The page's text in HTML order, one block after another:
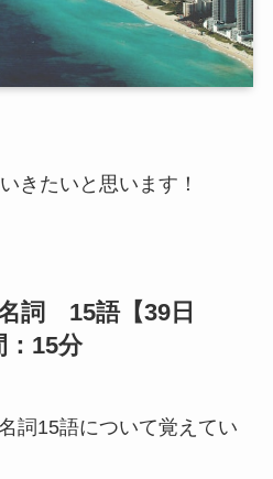
きたいと思います！
詞 15語【39日
15分
詞15語について覚えてい